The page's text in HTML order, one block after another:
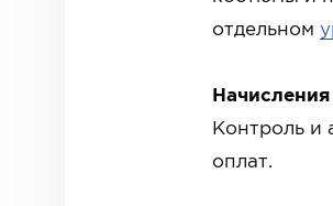
отдельном
Контроль и
оплат.